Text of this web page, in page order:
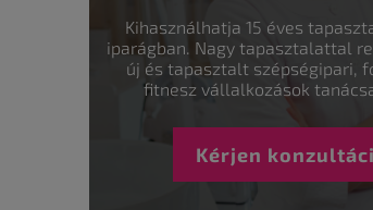
Kihasználhatja 15 éves
iparágban. Nagy tapasztalattal
új és tapasztalt szépségipari,
fitnesz vállalkozások
Kérjen